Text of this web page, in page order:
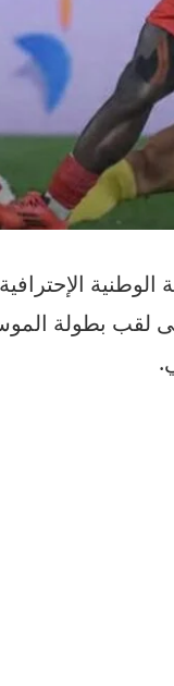
منافسات البطولة الوطنية
على لقب بطولة